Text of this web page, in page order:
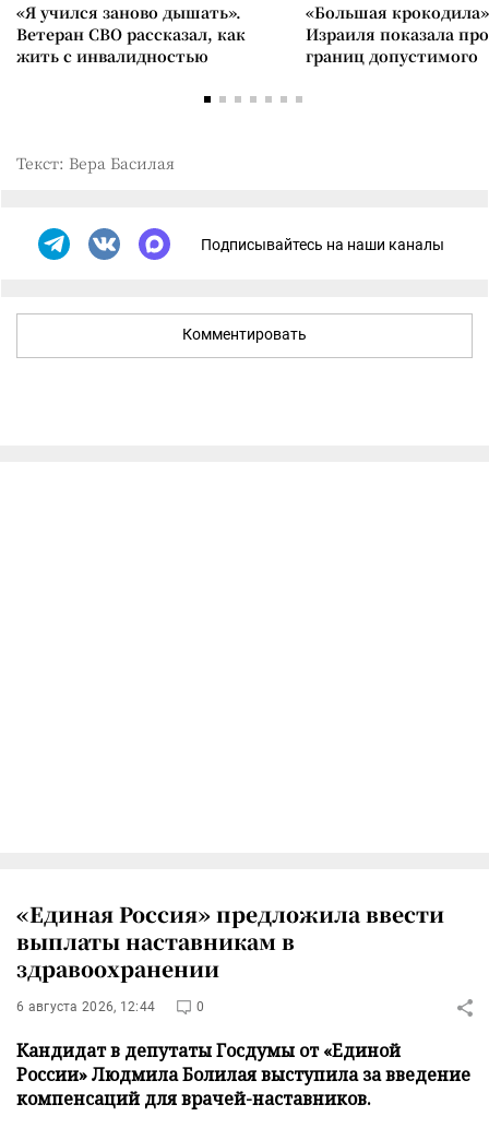
«Я учился заново дышать».
Ветеран СВО рассказал, как
жить с инвалидностью
«Большая
Израиля показала
границ допустимого
Текст: Вера Басилая
Подписывайтесь на наши каналы
Комментировать
«Единая Россия» предложила ввести
выплаты наставникам в
здравоохранении
6 августа 2026, 12:44 0
Кандидат в депутаты Госдумы от «Единой
России» Людмила Болилая выступила за введение
компенсаций для врачей-наставников.